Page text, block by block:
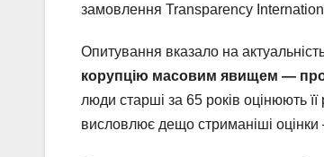
замовлення Transparency
Опитування вказало на
корупцію масовим явищем —
люди старші за 65 років оцінюють
висловлює дещо стриманіші оцінки